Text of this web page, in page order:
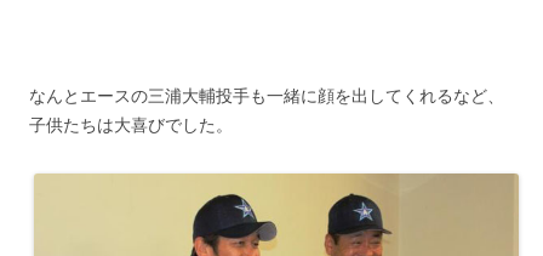
なんとエースの三浦大輔投手も一緒に顔を出してくれるなど、
子供たちは大喜びでした。